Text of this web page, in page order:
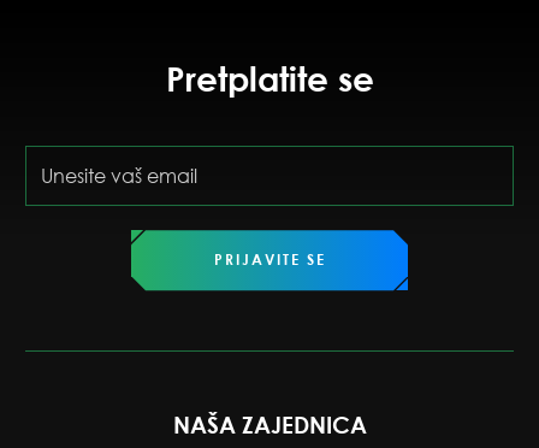
Pretplatite se
PRIJAVITE SE
NAŠA ZAJEDNICA